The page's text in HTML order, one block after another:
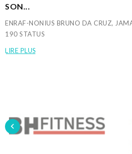
SON...
ENRAF-NONIUS BRUNO DA CRUZ,
190 STATUS
LIRE PLUS